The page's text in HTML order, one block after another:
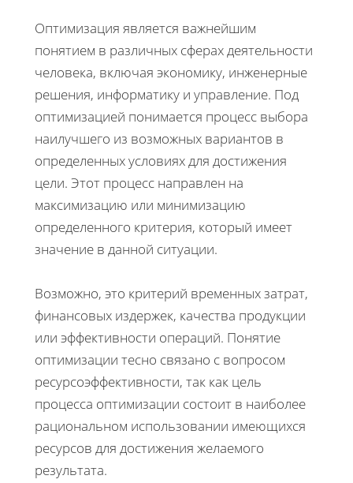
Оптимизация является важнейшим
понятием в различных сферах деятельности
человека, включая экономику, инженерные
решения, информатику и управление. Под
оптимизацией понимается процесс выбора
наилучшего из возможных вариантов в
определенных условиях для достижения
цели. Этот процесс направлен на
максимизацию или минимизацию
определенного критерия, который имеет
значение в данной ситуации.
Возможно, это критерий временных затрат,
финансовых издержек, качества продукции
или эффективности операций. Понятие
оптимизации тесно связано с вопросом
ресурсоэффективности, так как цель
процесса оптимизации состоит в наиболее
рациональном использовании имеющихся
ресурсов для достижения желаемого
результата.